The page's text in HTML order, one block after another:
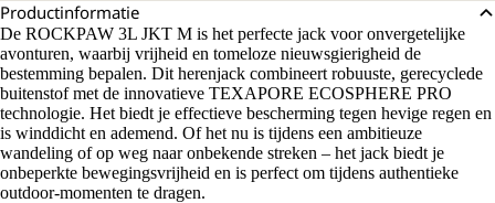
Productinformatie
De ROCKPAW 3L JKT M is het perfecte jack voor onvergetelijke
avonturen, waarbij vrijheid en tomeloze nieuwsgierigheid de
bestemming bepalen. Dit herenjack combineert robuuste, gerecyclede
buitenstof met de innovatieve TEXAPORE ECOSPHERE PRO
technologie. Het biedt je effectieve bescherming tegen hevige regen en
is winddicht en ademend. Of het nu is tijdens een ambitieuze
wandeling of op weg naar onbekende streken – het jack biedt je
onbeperkte bewegingsvrijheid en is perfect om tijdens authentieke
outdoor-momenten te dragen.